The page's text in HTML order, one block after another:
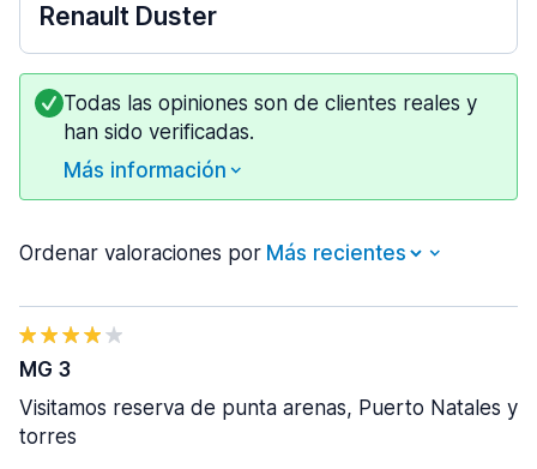
Renault Duster
Todas las opiniones son de clientes reales y
han sido verificadas.
Más información
Ordenar valoraciones por
MG 3
Visitamos reserva de punta arenas, Puerto Natales y
torres